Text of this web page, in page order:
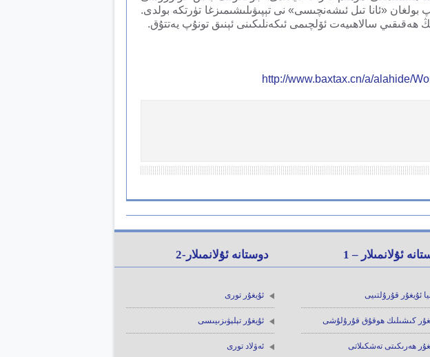
بولغان «ئانا تىل ئىشەنچىسى» نى تېپىۋىلىشىمىزغا تۈرتكە بولدى.
ھەقىقىي سالاھىيەت ئۆلچىمى ئىكەنلىكىنى ئېنىق تونۇپ يەتتۇق.
http://www.baxtax.cn/a/alahide/
ئۇلانمىلار – 1
ئۇيغۇر قۇرۇلتىيى
كىشىلىك ھوقۇق قۇرۇلۇشى
ھەرىكىتى تەشكىلاتى
دوستانە ئۇلانمىلار-2
ئۇيغۇر تورى
ئۇيغۇر تېلېۋىزىيىسى
ئەۋلاد تورى